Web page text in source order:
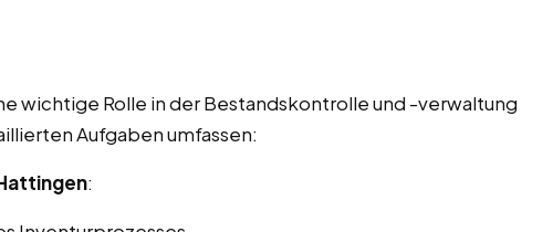
wichtige Rolle in der Bestandskontrolle und -verwaltung
Aufgaben umfassen:
: